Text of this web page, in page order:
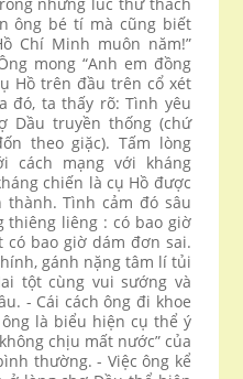
ông bé tí mà cũng biết
Chí Minh muôn năm!”
mong “Anh em đồng
Hồ trên đầu trên cổ xét
đó, ta thấy rõ: Tình yêu
Dầu truyền thống (chứ
theo giặc). Tấm lòng
cách mạng với kháng
chiến là cụ Hồ được
thành. Tình cảm đó sâu
thiêng liêng : có bao giờ
bao giờ dám đơn sai.
gánh nặng tâm lí tủi
tột cùng vui sướng và
- Cái cách ông đi khoe
là biểu hiện cụ thể ý
chịu mất nước” của
thường. - Việc ông kể